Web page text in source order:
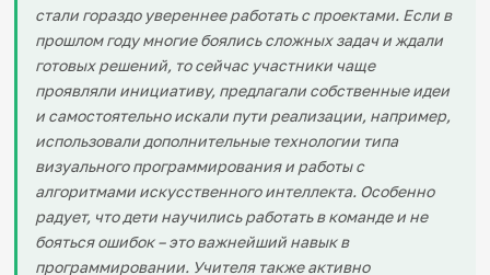
стали гораздо увереннее работать с проектами. Если в
прошлом году многие боялись сложных задач и ждали
готовых решений, то сейчас участники чаще
проявляли инициативу, предлагали собственные идеи
и самостоятельно искали пути реализации, например,
использовали дополнительные технологии типа
визуального программирования и работы с
алгоритмами искусственного интеллекта. Особенно
радует, что дети научились работать в команде и не
бояться ошибок – это важнейший навык в
программировании. Учителя также активно